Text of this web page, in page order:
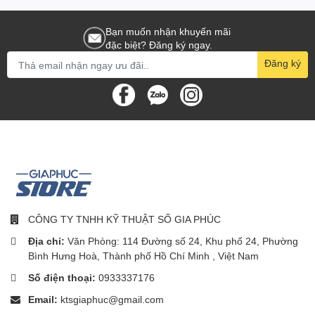
Thường xuyên đặt nhầm chỗ Logitech Crayon của bạn? Folio
Touch đã bảo vệ bạn. Không gian lưu trữ tích hợp giúp Logitech
Crayon của bạn luôn an toàn và luôn trong tầm tay khi bạn cần.
Bài tiếp
Giảm âm lượng
Tài liệu hướng dẫn sử dụng
Bạn muốn nhận khuyến mãi
đặc biệt? Đăng ký ngay.
Đăng ký
CÔNG TY TNHH KỸ THUẬT SỐ GIA PHÚC
Địa chỉ: Văn Phòng: 114 Đường số 24, Khu phố 24, Phường
Bình Hưng Hoà, Thành phố Hồ Chí Minh , Việt Nam
Số điện thoại: 0933337176
Email: ktsgiaphuc@gmail.com